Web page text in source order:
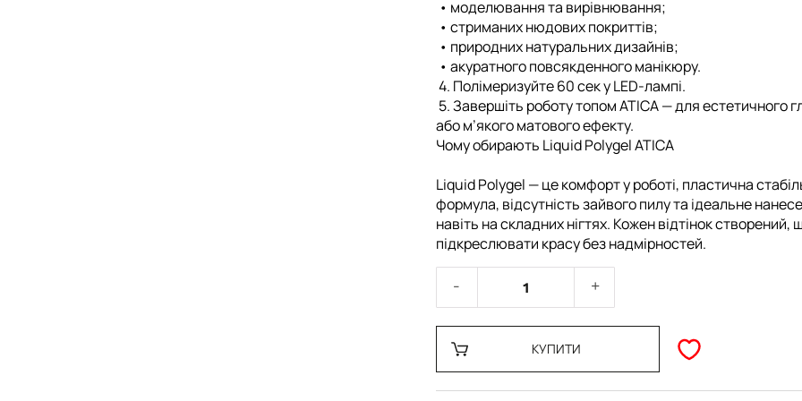
• моделювання та вирівнювання;
• стриманих нюдових покриттів;
• природних натуральних дизайнів;
• акуратного повсякденного манікюру.
4. Полімеризуйте 60 сек у LED-лампі.
5. Завершіть роботутопом ATICA— для естетичного
або м’якого матового ефекту.
Чому обирають Liquid Polygel ATICA
Liquid Polygel — це комфорт у роботі, пластична
формула, відсутність зайвого пилу та ідеальне
навіть на складних нігтях. Кожен відтінок створений,
підкреслювати красу без надмірностей.
КУПИТИ